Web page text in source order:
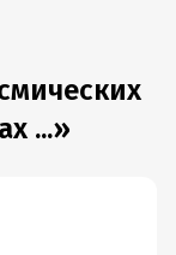
...»